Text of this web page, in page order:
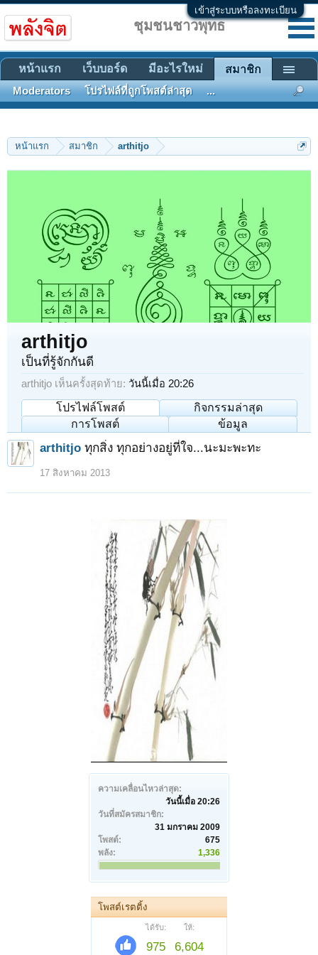
เข้าสู่ระบบหรือลงทะเบียน
หน้าแรก สมาชิก arthitjo
ความเคลื่อนไหวล่าสุด:
วันนี้เมื่อ 20:26
วันที่สมัครสมาชิก:
31 มกราคม 2009
โพสต์:
675
พลัง:
1,336
โพสต์เรตติ้ง
ได้รับ: ให้:
975 6,604
arthitjo
เป็นที่รู้จักกันดี
arthitjo เห็นครั้งสุดท้าย: วันนี้เมื่อ 20:26
โปรไฟล์โพสต์
กิจกรรมล่าสุด
การโพสต์
ข้อมูล
arthitjo ทุกสิ่ง ทุกอย่างอยู่ที่ใจ...นะมะพะทะ
17 สิงหาคม 2013
ชุมชนชาวพุทธ
หน้าแรก เว็บบอร์ด มีอะไรใหม่ สมาชิก
Moderators โปรไฟล์ที่ถูกโพสต์ล่าสุด ...